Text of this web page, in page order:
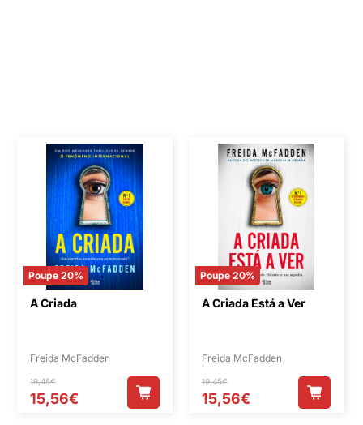
Poupe 20%
A Criada
Freida McFadden
19,45€
15,56€
Poupe 20%
A Criada Está a Ver
Freida McFadden
19,45€
15,56€